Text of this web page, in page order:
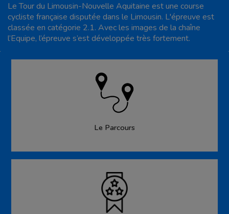
Le Tour du Limousin-Nouvelle Aquitaine est une course
cycliste française disputée dans le Limousin. L'épreuve est
classée en catégorie 2.1. Avec les images de la chaîne
l’Equipe, l’épreuve s’est développée très fortement.
Le Parcours